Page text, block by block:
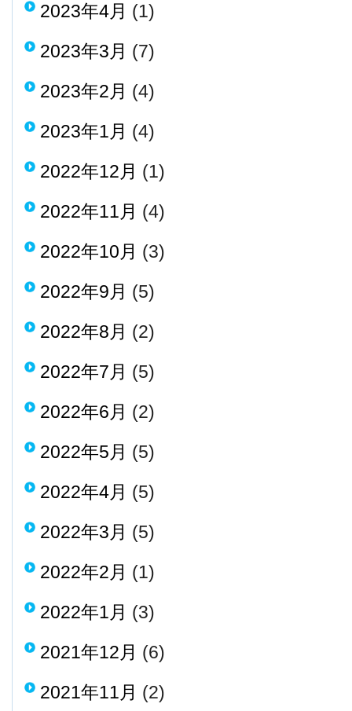
2023年4月 (1)
2023年3月 (7)
2023年2月 (4)
2023年1月 (4)
2022年12月 (1)
2022年11月 (4)
2022年10月 (3)
2022年9月 (5)
2022年8月 (2)
2022年7月 (5)
2022年6月 (2)
2022年5月 (5)
2022年4月 (5)
2022年3月 (5)
2022年2月 (1)
2022年1月 (3)
2021年12月 (6)
2021年11月 (2)